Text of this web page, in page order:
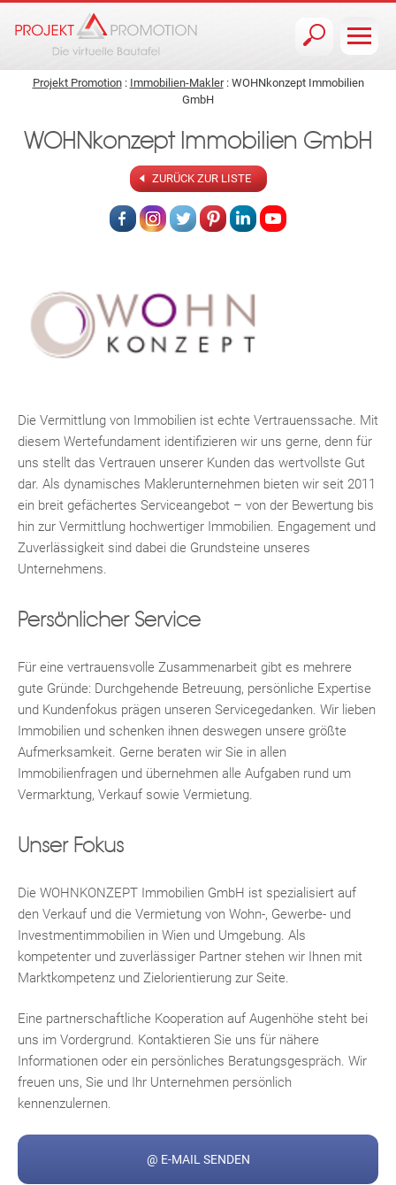
Projekt Promotion: Immobilien-Makler: WOHNkonzept Immobilien
GmbH
WOHNkonzept Immobilien GmbH
ZURÜCK ZUR LISTE
Fac Inst Twi Pint Link Wh
Die Vermittlung von Immobilien ist echte Vertrauenssache. Mit
diesem Wertefundament identifizieren wir uns gerne, denn für
uns stellt das Vertrauen unserer Kunden das wertvollste Gut
dar. Als dynamisches Maklerunternehmen bieten wir seit 2011
ein breit gefächertes Serviceangebot – von der Bewertung bis
hin zur Vermittlung hochwertiger Immobilien. Engagement und
Zuverlässigkeit sind dabei die Grundsteine unseres
Unternehmens.
Persönlicher Service
Für eine vertrauensvolle Zusammenarbeit gibt es mehrere
gute Gründe: Durchgehende Betreuung, persönliche Expertise
und Kundenfokus prägen unseren Servicegedanken. Wir lieben
Immobilien und schenken ihnen deswegen unsere größte
Aufmerksamkeit. Gerne beraten wir Sie in allen
Immobilienfragen und übernehmen alle Aufgaben rund um
Vermarktung, Verkauf sowie Vermietung.
Unser Fokus
Die WOHNKONZEPT Immobilien GmbH ist spezialisiert auf
den Verkauf und die Vermietung von Wohn-, Gewerbe- und
Investmentimmobilien in Wien und Umgebung. Als
kompetenter und zuverlässiger Partner stehen wir Ihnen mit
Marktkompetenz und Zielorientierung zur Seite.
Eine partnerschaftliche Kooperation auf Augenhöhe steht bei
uns im Vordergrund. Kontaktieren Sie uns für nähere
Informationen oder ein persönliches Beratungsgespräch. Wir
freuen uns, Sie und Ihr Unternehmen persönlich
kennenzulernen.
@ E-MAIL SENDEN